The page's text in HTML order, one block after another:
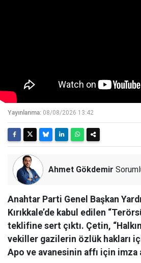
Yayınlanma: 08/08/2026 13:42
Ahmet Gökdemir
Anahtar Parti Genel Başkan
Kırıkkale’de kabul edilen
teklifine sert çıktı. Çetin,
vekiller gazilerin özlük hakları
Apo ve avanesinin affı için imza